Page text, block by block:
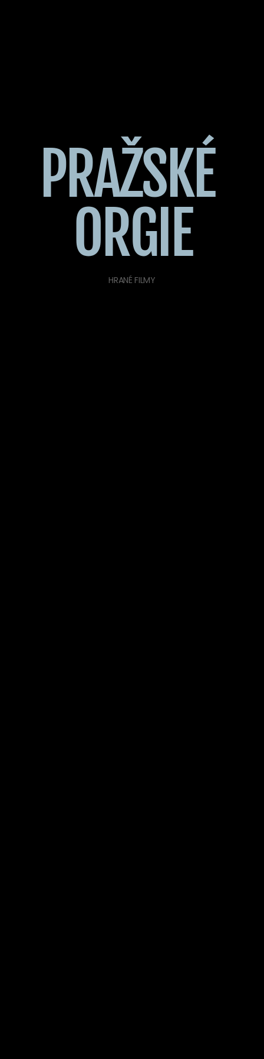
PRAŽSKÉ
ORGIE
HRANÉ FILMY